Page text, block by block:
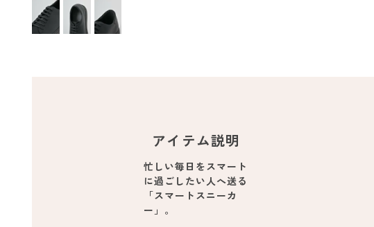
アイテム説明
忙しい毎日をスマート
に過ごしたい人へ送る
「スマートスニーカ
ー」。